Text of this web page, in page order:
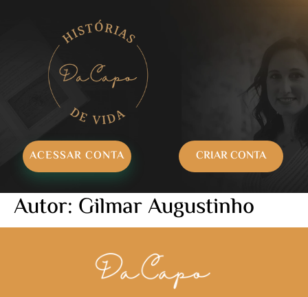
ACESSAR CONTA CRIAR CONTA
Autor: Gilmar Augustinho